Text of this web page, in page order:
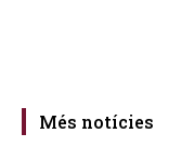
Més notícies